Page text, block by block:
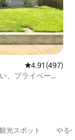
レビュー497
4.91 (497)
、プライベー
光スポット やる